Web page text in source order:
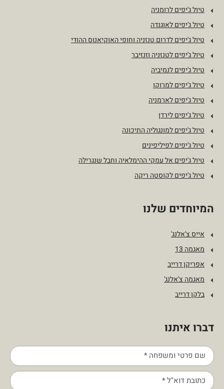
טיול ג'יפים לרומניה
טיול ג'יפים לאוגנדה
טיול ג'יפים לדרום טנזניה וחופי האוקיאנוס ההודי
טיול ג'יפים לטנזניה וזנזיבר
טיול ג'יפים לנמיביה
טיול ג'יפים למרוקו
טיול ג'יפים לארמניה
טיול ג'יפים לירדן
טיול ג'יפים למונגוליה התיכונה
טיול ג'יפים לפיליפינים
טיול ג'יפים אל עמקי ההימלאיה וחבל שנגרילה
טיול ג'יפים לקוסטה ריקה
המיוחדים שלנו
אייס צ'אלנג'
מאגמה 13
אפריקן דרייב
מאגמה צ'אלנג'
בלקן דרייב
דברו איתנו